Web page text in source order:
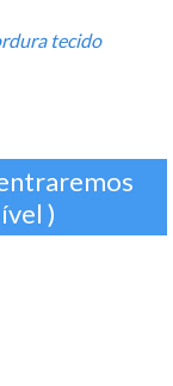
tecido
)